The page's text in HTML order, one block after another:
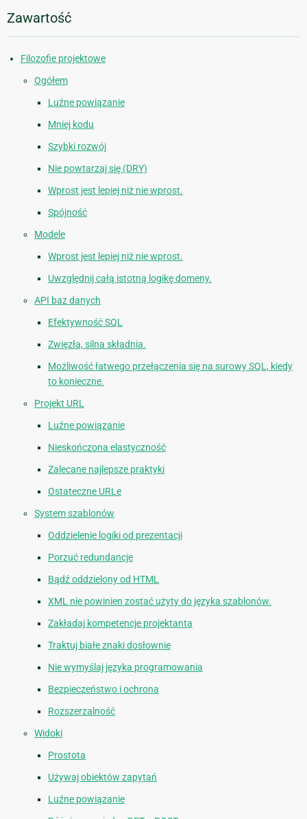
Zawartość
Filozofie projektowe
Ogółem
Luźne powiązanie
Mniej kodu
Szybki rozwój
Nie powtarzaj się (DRY)
Wprost jest lepiej niż nie wprost.
Spójność
Modele
Wprost jest lepiej niż nie wprost.
Uwzględnij całą istotną logikę domeny.
API baz danych
Efektywność SQL
Zwięzła, silna składnia.
Możliwość łatwego przełączenia się na surowy SQL, kiedy
to konieczne.
Projekt URL
Luźne powiązanie
Nieskończona elastyczność
Zalecane najlepsze praktyki
Ostateczne URLe
System szablonów
Oddzielenie logiki od prezentacji
Porzuć redundancje
Bądź oddzielony od HTML
XML nie powinien zostać użyty do języka szablonów.
Zakładaj kompetencje projektanta
Traktuj białe znaki dosłownie
Nie wymyślaj języka programowania
Bezpieczeństwo i ochrona
Rozszerzalność
Widoki
Prostota
Używaj obiektów zapytań
Luźne powiązanie